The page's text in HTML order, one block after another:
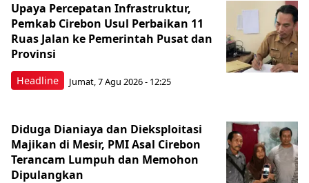
Headline
Upaya Percepatan Infrastruktur,
Pemkab Cirebon Usul Perbaikan 11
Ruas Jalan ke Pemerintah Pusat dan
Provinsi
Jumat, 7 Agu 2026 - 12:25
Diduga Dianiaya dan Dieksploitasi
Majikan di Mesir, PMI Asal Cirebon
Terancam Lumpuh dan Memohon
Dipulangkan